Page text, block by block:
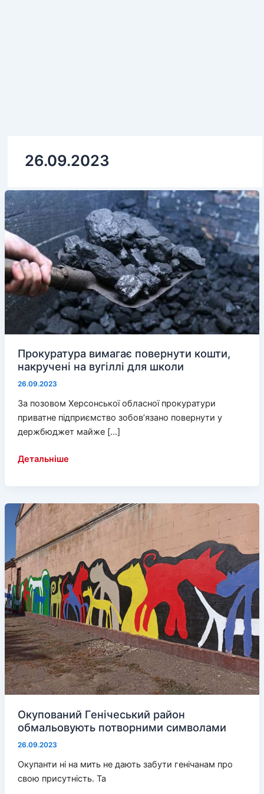
26.09.2023
Прокуратура вимагає повернути кошти,
накручені на вугіллі для школи
26.09.2023
За позовом Херсонської обласної прокуратури
приватне підприємство зобов’язано повернути у
держбюджет майже […]
Прокуратура
кошти,
накручені
на
вугіллі
для
школи
Детальніше
Окупований Генічеський район
обмальовують потворними символами
26.09.2023
Окупанти ні на мить не дають забути генічанам про
свою присутність. Та